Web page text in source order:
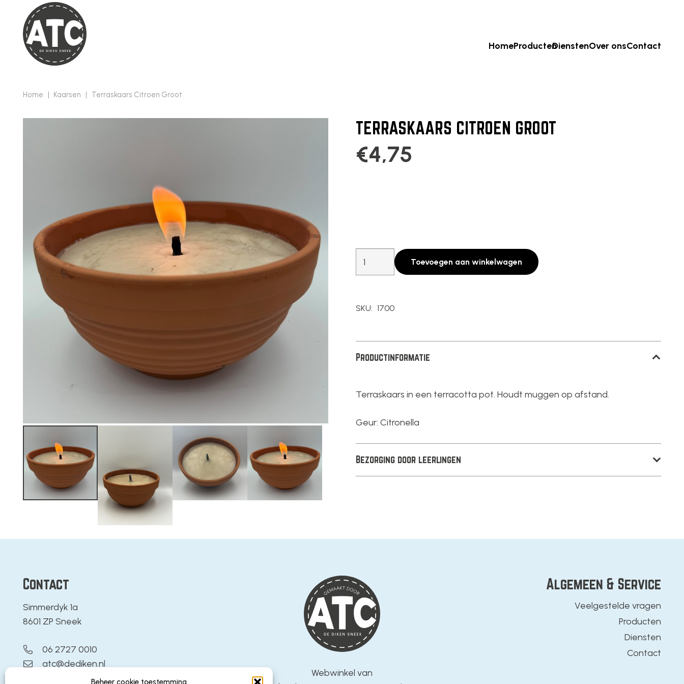
Beheer cookie toestemming
HomeProductenDienstenOver onsContact
Home | Kaarsen | Terraskaars Citroen Groot
TERRASKAARS CITROEN GROOT
€4,75
Terraskaars
Toevoegen aan winkelwagen
SKU: 1700
Productinformatie
Terraskaars in een terracotta pot. Houdt muggen op afstand.
Geur: Citronella
Bezorging door leerlingen
Contact
Simmerdyk 1a
8601 ZP Sneek
06 2727 0010
atc@dediken.nl
Webwinkel van
Algemeen & Service
Veelgestelde vragen
Producten
Diensten
Contact